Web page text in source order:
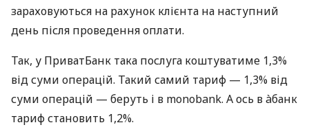
зараховуються на рахунок клієнта на наступний
день після проведення оплати.
Так, у ПриватБанк така послуга коштуватиме 1,3%
від суми операцій. Такий самий тариф — 1,3% від
суми операцій — беруть і в monobank. А ось в àбанк
тариф становить 1,2%.